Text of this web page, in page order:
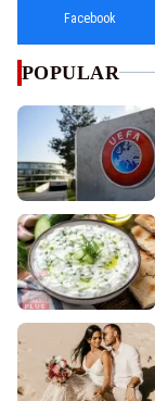
Facebook
POPULAR